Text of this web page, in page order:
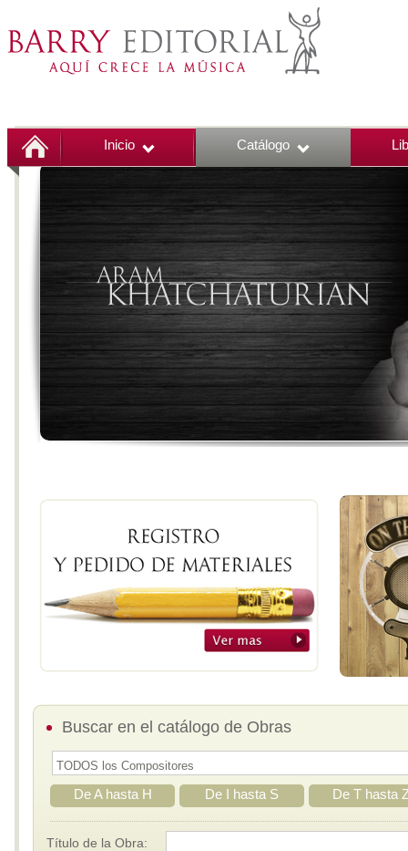
Inicio Catálogo
Buscar en el catálogo de Obras
De A hasta H De I hasta S De T hasta
Título de la Obra: